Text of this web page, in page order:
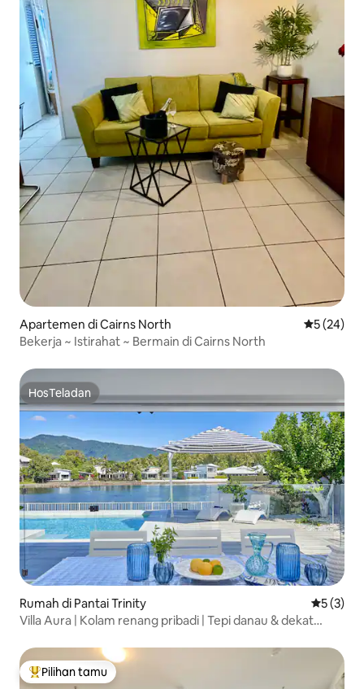
Apartemen di Cairns North Nilai rata-
5 (24)
Bekerja ~ Istirahat ~ Bermain di Cairns North
HosTeladan
HosTeladan
Rumah di Pantai Trinity Nilai
5 (3)
Villa Aura | Kolam renang pribadi | Tepi danau & dekat
Pilihan tamu terpopuler
Pilihan tamu